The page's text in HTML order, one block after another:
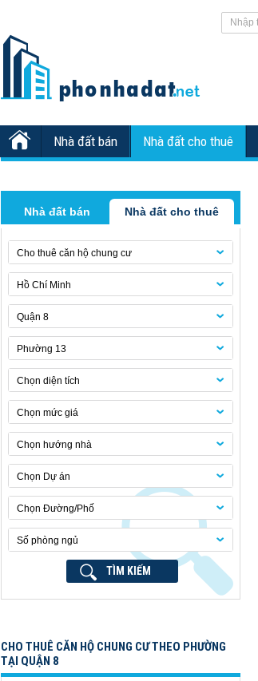
Nhà đất bán Nhà đất cho thuê
Nhà đất bán Nhà đất cho thuê
Cho thuê căn hộ chung cư
Hồ Chí Minh
Quận 8
Phường 13
Chọn diện tích
Chọn mức giá
Chọn hướng nhà
Chọn Dự án
Chọn Đường/Phố
Số phòng ngủ
TÌM KIẾM
CHO THUÊ CĂN HỘ CHUNG CƯ THEO PHƯỜNG
TẠI QUẬN 8